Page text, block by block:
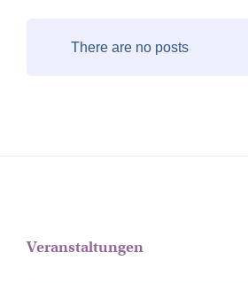
There are no posts
Veranstaltungen